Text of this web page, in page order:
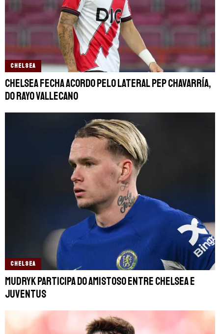
CHELSEA
Chelsea fecha acordo pelo lateral Pep Chavarría,
do Rayo Vallecano
CHELSEA
Mudryk participa do amistoso entre Chelsea e
Juventus